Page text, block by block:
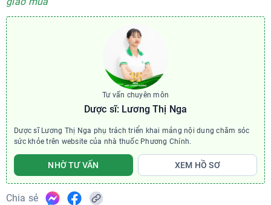
Tư vấn chuyên môn
Dược sĩ: Lương Thị Nga
Dược sĩ Lương Thị Nga phụ trách triển khai mảng nội dung chăm sóc
sức khỏe trên website của nhà thuốc Phương Chính.
NHỜ TƯ VẤN XEM HỒ SƠ
Chia sẻ